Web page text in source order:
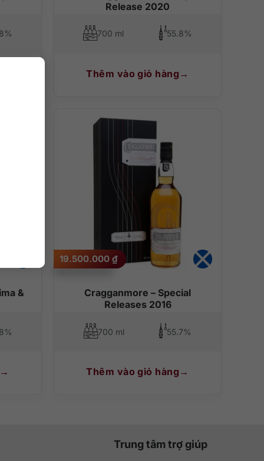
Release 2020
700 ml 55.8%
Thêm vào giỏ hàng
&
Cragganmore – Special
Releases 2016
19.500.000 ₫
700 ml 55.7%
Thêm vào giỏ hàng
Trung tâm trợ giúp